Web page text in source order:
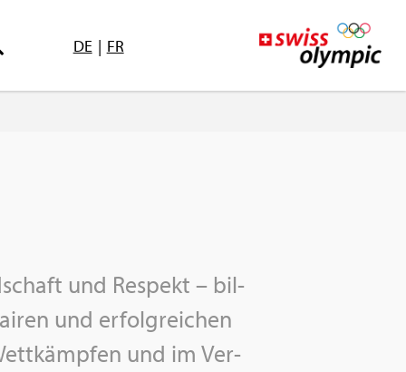
DE | FR
und Re­spekt – bil­
und er­folg­rei­chen
und im Ver­